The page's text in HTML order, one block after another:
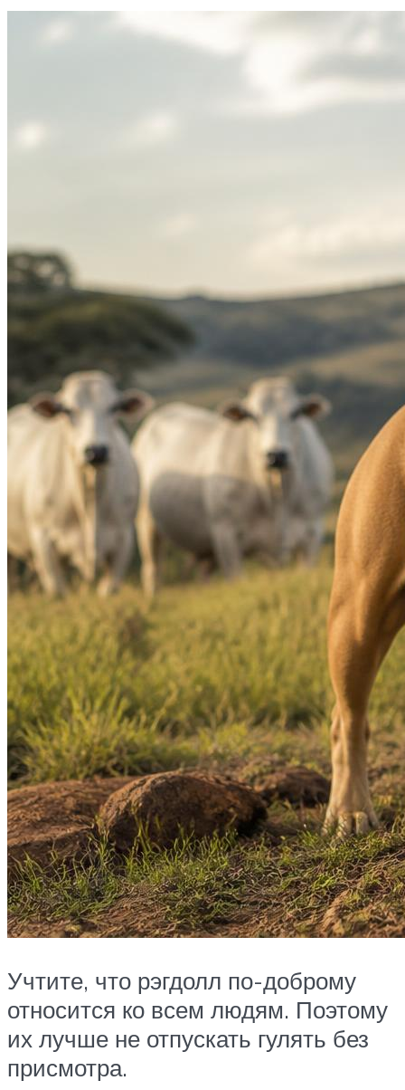
Учтите, что рэгдолл по-доброму
относится ко всем людям. Поэтому
их лучше не отпускать гулять без
присмотра.